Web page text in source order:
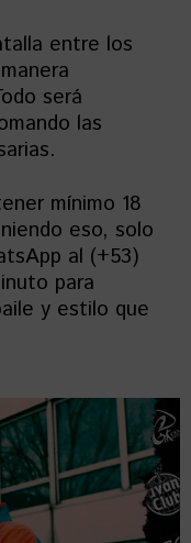
entre los
será
las
mínimo 18
eso, solo
al (+53)
para
y estilo que